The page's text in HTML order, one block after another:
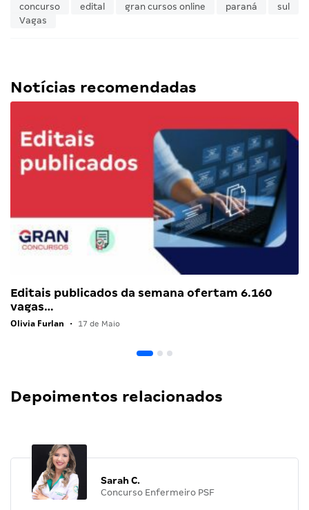
concurso edital gran cursos online paraná
sul
Vagas
Notícias recomendadas
Editais publicados da semana ofertam 6.160
vagas…
Olivia Furlan • 17 de Maio
Depoimentos relacionados
Sarah C.
Concurso Enfermeiro PSF